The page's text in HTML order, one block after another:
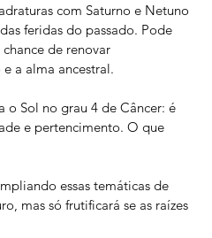
com Saturno e Netuno
feridas do passado. Pode
de renovar
a alma ancestral.
o Sol no grau 4 de Câncer: é
e pertencimento. O que
essas temáticas de
mas só frutificará se as raízes